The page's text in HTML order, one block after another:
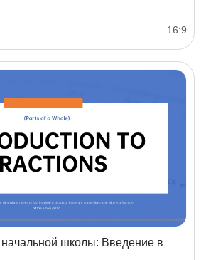
16:9
школы: Введение в